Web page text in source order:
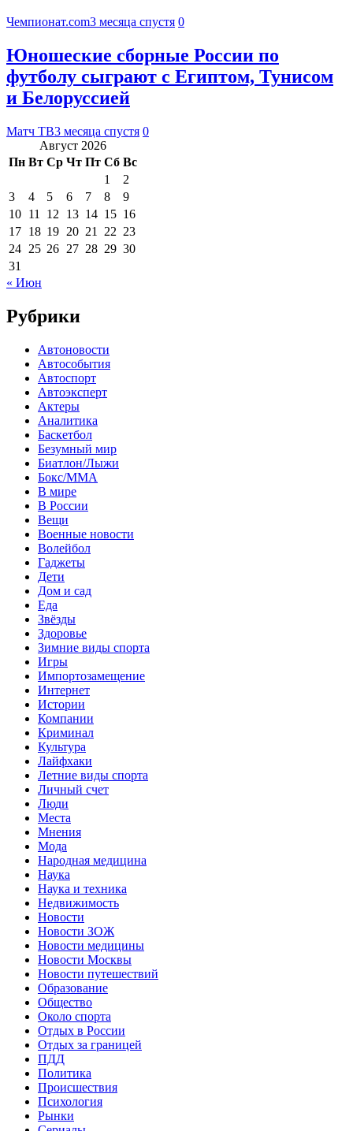
Чемпионат.com3 месяца спустя 0
Юношеские сборные России по
футболу сыграют с Египтом, Тунисом
и Белоруссией
Матч ТВ3 месяца спустя 0
Август 2026
Пн Вт Ср Чт Пт Сб Вс
1
2
3
4 5 6 7 8
9
10 11 12 13 14 15 16
17 18 19 20 21 22 23
24 25 26 27 28 29 30
31
« Июн
Рубрики
Автоновости
Автособытия
Автоспорт
Автоэксперт
Актеры
Аналитика
Баскетбол
Безумный мир
Биатлон/Лыжи
Бокс/MMA
В мире
В России
Вещи
Военные новости
Волейбол
Гаджеты
Дети
Дом и сад
Еда
Звёзды
Здоровье
Зимние виды спорта
Игры
Импортозамещение
Интернет
Истории
Компании
Криминал
Культура
Лайфхаки
Летние виды спорта
Личный счет
Люди
Места
Мнения
Мода
Народная медицина
Наука
Наука и техника
Недвижимость
Новости
Новости ЗОЖ
Новости медицины
Новости Москвы
Новости путешествий
Образование
Общество
Около спорта
Отдых в России
Отдых за границей
ПДД
Политика
Происшествия
Психология
Рынки